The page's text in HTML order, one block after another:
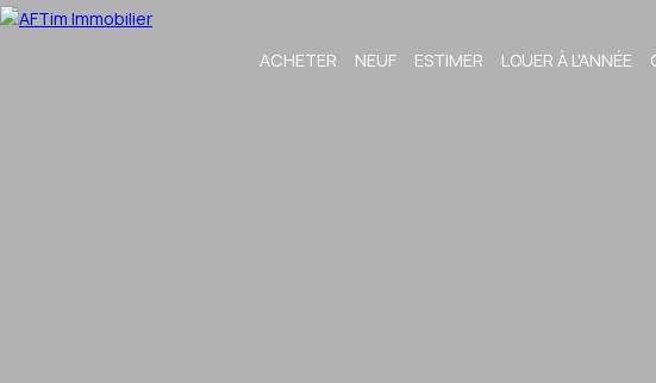
ACHETER NEUF ESTIMER LOUER À L'ANNÉE